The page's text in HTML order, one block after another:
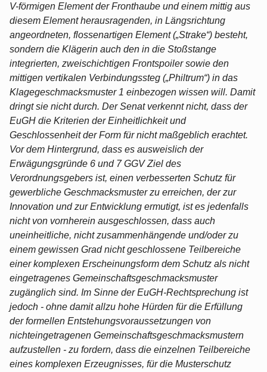
V-förmigen Element der Fronthaube und einem mittig aus
diesem Element herausragenden, in Längsrichtung
angeordneten, flossenartigen Element („Strake“) besteht,
sondern die Klägerin auch den in die Stoßstange
integrierten, zweischichtigen Frontspoiler sowie den
mittigen vertikalen Verbindungssteg („Philtrum“) in das
Klagegeschmacksmuster 1 einbezogen wissen will. Damit
dringt sie nicht durch. Der Senat verkennt nicht, dass der
EuGH die Kriterien der Einheitlichkeit und
Geschlossenheit der Form für nicht maßgeblich erachtet.
Vor dem Hintergrund, dass es ausweislich der
Erwägungsgründe 6 und 7 GGV Ziel des
Verordnungsgebers ist, einen verbesserten Schutz für
gewerbliche Geschmacksmuster zu erreichen, der zur
Innovation und zur Entwicklung ermutigt, ist es jedenfalls
nicht von vornherein ausgeschlossen, dass auch
uneinheitliche, nicht zusammenhängende und/oder zu
einem gewissen Grad nicht geschlossene Teilbereiche
einer komplexen Erscheinungsform dem Schutz als nicht
eingetragenes Gemeinschaftsgeschmacksmuster
zugänglich sind. Im Sinne der EuGH-Rechtsprechung ist
jedoch - ohne damit allzu hohe Hürden für die Erfüllung
der formellen Entstehungsvoraussetzungen von
nichteingetragenen Gemeinschaftsgeschmacksmustern
aufzustellen - zu fordern, dass die einzelnen Teilbereiche
eines komplexen Erzeugnisses, für die Musterschutz